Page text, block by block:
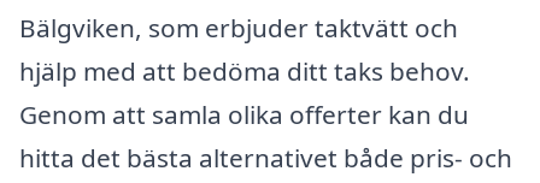
Bälgviken, som erbjuder taktvätt och
hjälp med att bedöma ditt taks behov.
Genom att samla olika offerter kan du
hitta det bästa alternativet både pris- och